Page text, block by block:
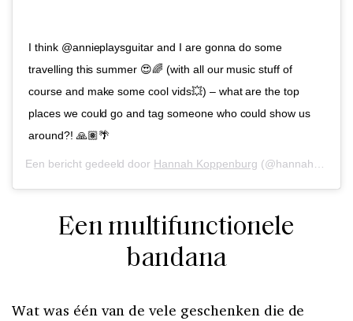
I think @annieplaysguitar and I are gonna do some
travelling this summer 😍🌈 (with all our music stuff of
course and make some cool vids💥) – what are the top
places we could go and tag someone who could show us
around?! 🙏🏽🌴
Een bericht gedeeld door Hannah Koppenburg (@hannahplayskeys) op
Een multifunctionele
bandana
Wat was één van de vele geschenken die de